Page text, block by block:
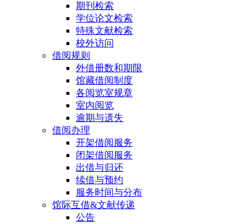
期刊检索
学位论文检索
特殊文献检索
校外访问
借阅规则
外借册数和期限
馆藏借阅制度
各阅览室规章
室内阅览
逾期与遗失
借阅办理
开架借阅服务
闭架借阅服务
出借与归还
续借与预约
服务时间与分布
馆际互借&文献传递
公告